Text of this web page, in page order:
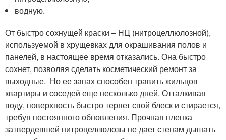
водную.
От быстро сохнущей краски – НЦ (нитроцеллюлозной),
используемой в хрущевках для окрашивания полов и
панелей, в настоящее время отказались. Она быстро
сохнет, позволяя сделать косметический ремонт за
выходные. Но ее запах способен травить жильцов
квартиры и соседей еще несколько дней. Отталкивая
воду, поверхность быстро теряет свой блеск и стирается,
требуя постоянного обновления. Прочная пленка
затвердевшей нитроцеллюлозы не дает стенам дышать